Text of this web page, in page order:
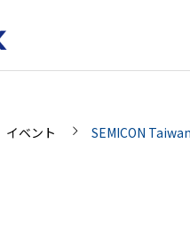
イベント SEMICON